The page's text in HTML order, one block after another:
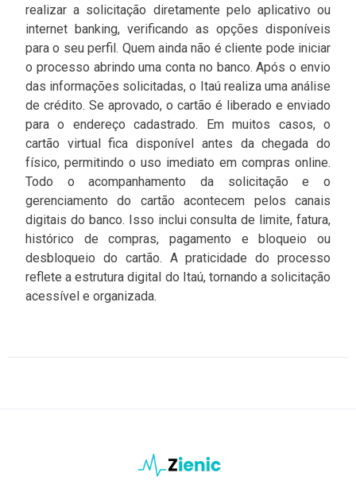
realizar a solicitação diretamente pelo aplicativo ou
internet banking, verificando as opções disponíveis
para o seu perfil. Quem ainda não é cliente pode iniciar
o processo abrindo uma conta no banco. Após o envio
das informações solicitadas, o Itaú realiza uma análise
de crédito. Se aprovado, o cartão é liberado e enviado
para o endereço cadastrado. Em muitos casos, o
cartão virtual fica disponível antes da chegada do
físico, permitindo o uso imediato em compras online.
Todo o acompanhamento da solicitação e o
gerenciamento do cartão acontecem pelos canais
digitais do banco. Isso inclui consulta de limite, fatura,
histórico de compras, pagamento e bloqueio ou
desbloqueio do cartão. A praticidade do processo
reflete a estrutura digital do Itaú, tornando a solicitação
acessível e organizada.